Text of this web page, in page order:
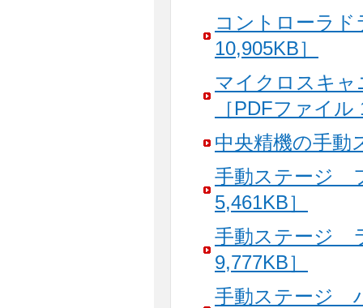
コントローラ
10,905KB］
マイクロスキャ
［PDFファイ
中央精機の手動
手動ステージ
5,461KB］
手動ステージ
9,777KB］
手動ステージ